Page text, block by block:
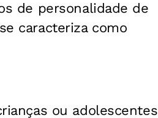
de personalidade de
caracteriza como
ou adolescentes